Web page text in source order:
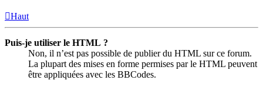
Haut
Puis-je utiliser le HTML ?
Non, il n’est pas possible de publier du HTML sur ce forum.
La plupart des mises en forme permises par le HTML peuvent
être appliquées avec les BBCodes.